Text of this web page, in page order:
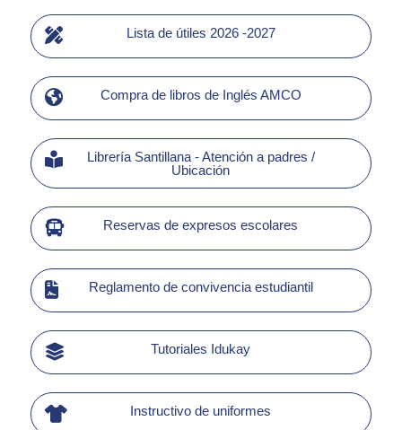
Lista de útiles 2026 -2027
Compra de libros de Inglés AMCO
Librería Santillana - Atención a padres /
Ubicación
Reservas de expresos escolares
Reglamento de convivencia estudiantil
Tutoriales Idukay
Instructivo de uniformes